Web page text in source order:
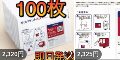
2,320円 いいね！
2,325円